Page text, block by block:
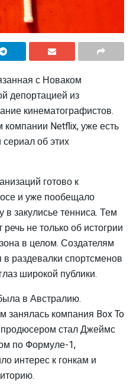
с Новаком
депортацией из
кинематографистов.
компании Netflix, уже есть
об этих
готово к
и уже пообещало
в закулисье тенниса. Тем
не только об истогрии
в целом. Создателям
в раздевалки спортсменов
широкой публики.
в Австралию.
занялась компания Box To
стал Джеймс
по Формуле-1,
интерес к гонкам и